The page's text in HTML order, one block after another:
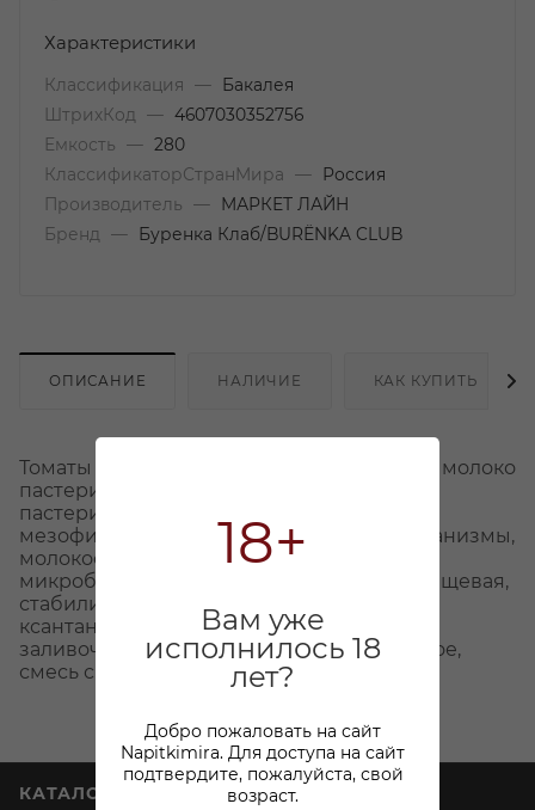
18+
Вам уже
исполнилось 18
лет?
Добро пожаловать на сайт
Napitkimira. Для доступа на сайт
подтвердите, пожалуйста, свой
возраст.
Характеристики
Классификация —
Бакалея
ШтрихКод
— 4607030352756
Емкость
— 280
КлассификаторСтранМира
—
Россия
Производитель
—
МАРКЕТ ЛАЙН
Бренд
— Буренка Клаб/BURЁNKA CLUB
ОПИСАНИЕ НАЛИЧИЕ КАК КУПИТЬ
Томаты вяленые сыр мягкий сливочный ( молоко
пастеризованное нормализованное,
пастеризованные сливки, закваска -
мезофильные молочнокислые микроорганизмы,
молокосвертывающий фермент
микробиального происхождения, соль пищевая,
стабилизатор : камедь рожкового дерева,
ксантановая камедь, каррагинан, сахар),
заливочная жидкость - масло растительное,
смесь специй,упаковочный газ ( азот).
КАТАЛОГ